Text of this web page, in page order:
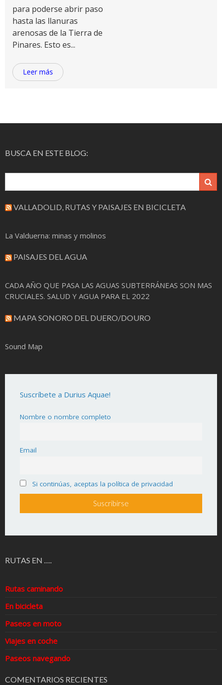
para poderse abrir paso
hasta las llanuras
arenosas de la Tierra de
Pinares. Esto es...
Leer más
BUSCA EN ESTE BLOG:
VALLADOLID, RUTAS Y PAISAJES EN BICICLETA
La Valduerna: minas y molinos
PAISAJES DEL AGUA
CADA AÑO QUE PASA LAS AGUAS SUBTERRÁNEAS SON MAS
CRUCIALES. SALUD Y AGUA PARA EL 2022
MAPA SONORO DEL DUERO/DOURO
Sound Map
Suscríbete a Durius Aquae!
Nombre o nombre completo
Email
Si continúas, aceptas la política de privacidad
RUTAS EN ….
Rutas caminando
En bicicleta
Paseos en moto
Viajes en coche
Paseos navegando
COMENTARIOS RECIENTES